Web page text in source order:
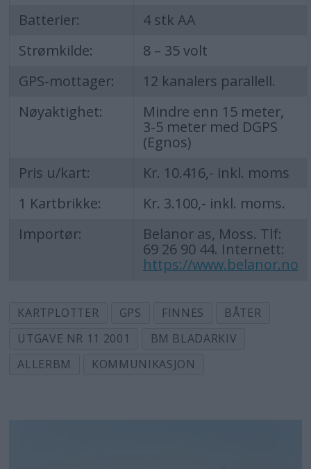
Batterier:
4 stk AA
Strømkilde:
8 – 35 volt
GPS-mottager:
12 kanalers parallell.
Nøyaktighet:
Mindre enn 15 meter,
3-5 meter med DGPS
(Egnos)
Pris u/kart:
Kr. 10.416,- inkl. moms
1 Kartbrikke:
Kr. 3.100,- inkl. moms.
Importør:
Belanor as, Moss. Tlf:
69 26 90 44. Internett:
https://www.belanor.no
KARTPLOTTER GPS FINNES
BÅTER
UTGAVE NR 11 2001
BM BLADARKIV
ALLERBM
KOMMUNIKASJON